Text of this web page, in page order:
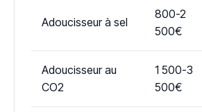
Adoucisseur à sel
800-2
500€
Adoucisseur au
CO2
1 500-3
500€